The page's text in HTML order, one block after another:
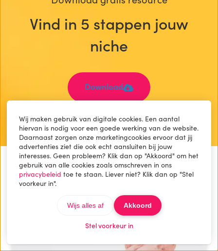
Vind in 5 stappen jouw
niche
Download
Bekijk meer artikelen
Wij maken gebruik van digitale cookies. Een aantal
hiervan is nodig voor een goede werking van de website.
Daarnaast zorgen onze marketingcookies ervoor dat jij
advertenties ziet die ook echt aansluiten bij jouw
interesses. Geen probleem? Klik dan op "Akkoord" om het
gebruik van alle cookies zoals omschreven in ons
privacybeleid toe te staan. Liever niet? Klik dan op "Stel
voorkeur in".
Stel voorkeur in
Wijs alles af Akkoord